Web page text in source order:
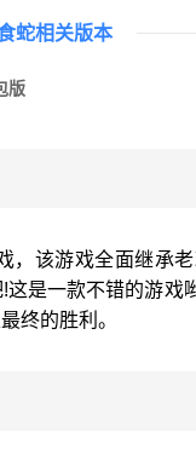
罗斯方块
蛇相关版本
版
，该游戏全面继承
是一款不错的游戏
终的胜利。